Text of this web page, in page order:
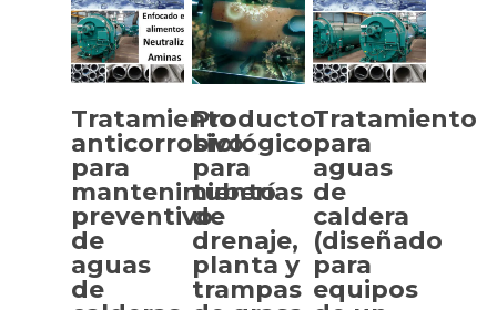
Tratamiento
anticorrosivo
para
mantenimiento
preventivo
de
aguas
de
SELECCIONAR
OPCIONES
Tratamiento
para
aguas
de
caldera
(diseñado
para
equipos
SELECCIONAR
OPCIONES
Producto
biológico
para
tuberías
de
drenaje,
planta y
trampas